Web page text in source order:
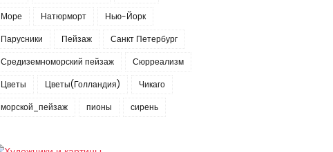
Море
Натюрморт
Нью-Йорк
Парусники
Пейзаж
Санкт Петербург
Средиземноморский пейзаж
Сюрреализм
Цветы
Цветы(Голландия)
Чикаго
морской_пейзаж
пионы сирень